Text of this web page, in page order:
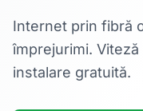
Internet prin fibră
împrejurimi.
instalare gratuită.